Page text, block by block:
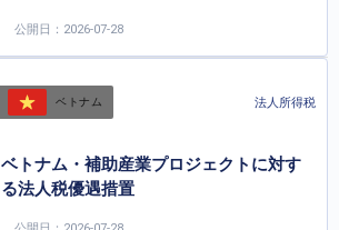
公開日：2026-07-28
ベトナム 法人所得税
ベトナム・補助産業プロジェクトに対す
る法人税優遇措置